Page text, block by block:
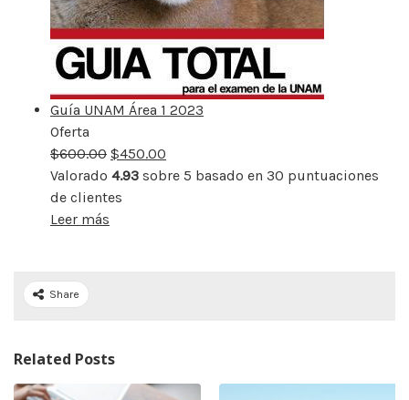
Guía UNAM Área 1 2023
Oferta
rebajado
$600.00 $450.00
Valorado 4.93 sobre 5 basado en 30 puntuaciones
de clientes
Leer más
Share
Related Posts